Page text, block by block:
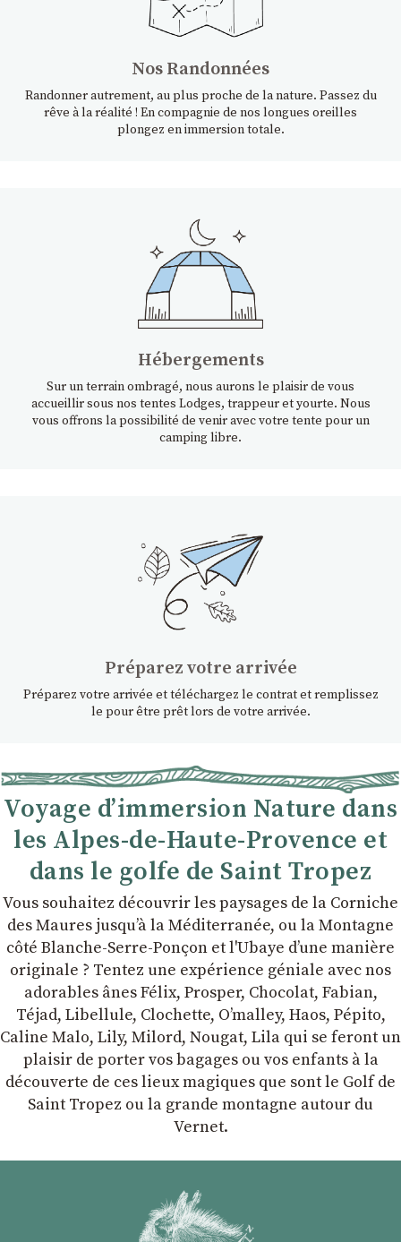
Nos Randonnées
Randonner autrement, au plus proche de la nature. Passez du
rêve à la réalité ! En compagnie de nos longues oreilles
plongez en immersion totale.
Hébergements
Sur un terrain ombragé, nous aurons le plaisir de vous
accueillir sous nos tentes Lodges, trappeur et yourte. Nous
vous offrons la possibilité de venir avec votre tente pour un
camping libre.
Préparez votre arrivée
Préparez votre arrivée et téléchargez le contrat et remplissez
le pour être prêt lors de votre arrivée.
Voyage d’immersion Nature dans
les Alpes-de-Haute-Provence et
dans le golfe de Saint Tropez
Vous souhaitez découvrir les paysages de la Corniche
des Maures jusqu’à la Méditerranée, ou la Montagne
côté Blanche-Serre-Ponçon et l'Ubaye dʼune manière
originale ? Tentez une expérience géniale avec nos
adorables ânes Félix, Prosper, Chocolat, Fabian,
Téjad, Libellule, Clochette, Oʼmalley, Haos, Pépito,
Caline Malo, Lily, Milord, Nougat, Lila qui se feront un
plaisir de porter vos bagages ou vos enfants à la
découverte de ces lieux magiques que sont le Golf de
Saint Tropez ou la grande montagne autour du
Vernet.